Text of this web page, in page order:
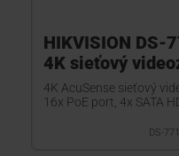
HIKVISION DS-
4K sieťový
4K AcuSense sieťový
16x PoE port, 4x SATA
DS-